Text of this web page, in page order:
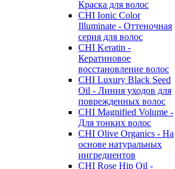
Краска для волос
CHI Ionic Color
Illuminate - Оттеночная
серия для волос
CHI Keratin -
Кератиновое
восстановление волос
CHI Luxury Black Seed
Oil - Линия уходов для
поврежденных волос
CHI Magnified Volume -
Для тонких волос
CHI Olive Organics - На
основе натуральных
ингредиентов
CHI Rose Hip Oil -